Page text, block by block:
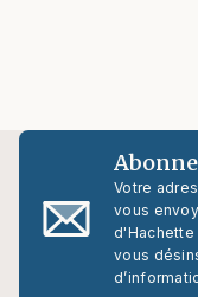
Votre
vous
d'Hachette
vous